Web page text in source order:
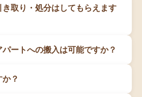
取り・処分はしてもらえます
ートへの搬入は可能ですか？
？